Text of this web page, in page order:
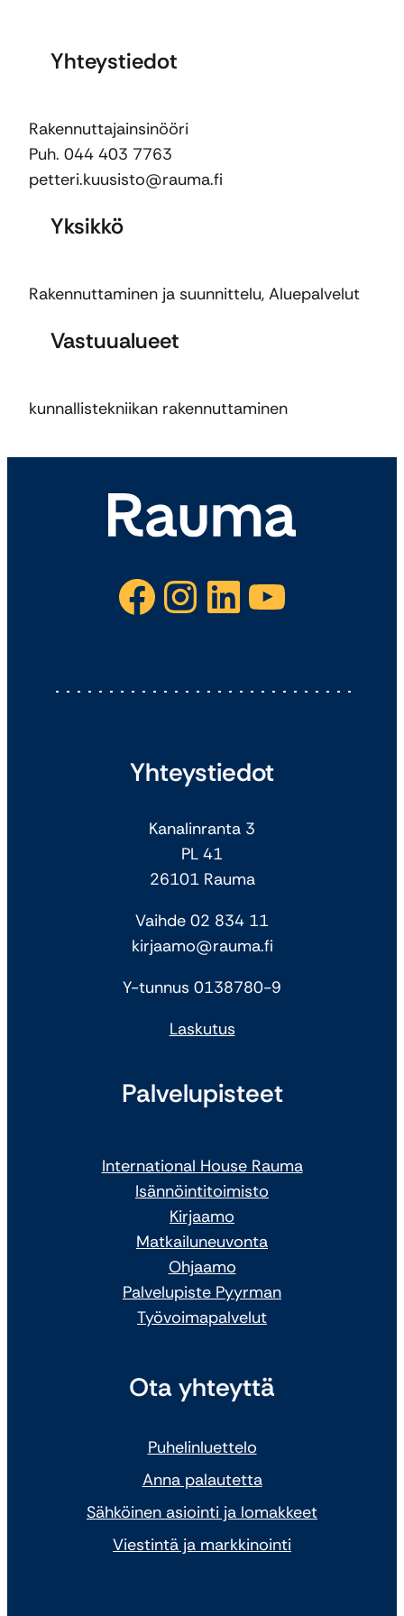
Yhteystiedot
Rakennuttajainsinööri
Puh. 044 403 7763
petteri.kuusisto@rauma.fi
Yksikkö
Rakennuttaminen ja suunnittelu, Aluepalvelut
Vastuualueet
kunnallistekniikan rakennuttaminen
Facebook Instagram LinkedIn YouTube
Yhteystiedot
Kanalinranta 3
PL 41
26101 Rauma
Vaihde 02 834 11
kirjaamo@rauma.fi
Y-tunnus 0138780-9
Laskutus
Palvelupisteet
International House Rauma
Isännöintitoimisto
Kirjaamo
Matkailuneuvonta
Ohjaamo
Palvelupiste Pyyrman
Työvoimapalvelut
Ota yhteyttä
Puhelinluettelo
Anna palautetta
Sähköinen asiointi ja lomakkeet
Viestintä ja markkinointi